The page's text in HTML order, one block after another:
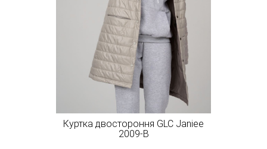
Куртка двостороння GLC Janiee
2009-B